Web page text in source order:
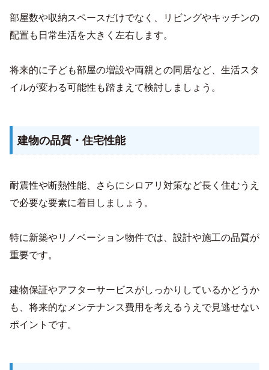
部屋数や収納スペースだけでなく、リビングやキッチンの
配置も日常生活を大きく左右します。
将来的に子ども部屋の増設や両親との同居など、生活スタ
イルが変わる可能性も踏まえて検討しましょう。
建物の品質・住宅性能
耐震性や断熱性能、さらにシロアリ対策など長く住むうえ
で必要な要素に着目しましょう。
特に新築やリノベーション物件では、設計や施工の品質が
重要です。
建物保証やアフターサービスがしっかりしているかどうか
も、将来的なメンテナンス費用を考えるうえで見逃せない
ポイントです。